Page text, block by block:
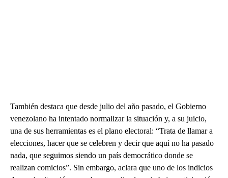
También destaca que desde julio del año pasado, el Gobierno
venezolano ha intentado normalizar la situación y, a su juicio,
una de sus herramientas es el plano electoral: “Trata de llamar a
elecciones, hacer que se celebren y decir que aquí no ha pasado
nada, que seguimos siendo un país democrático donde se
realizan comicios”. Sin embargo, aclara que uno de los indicios